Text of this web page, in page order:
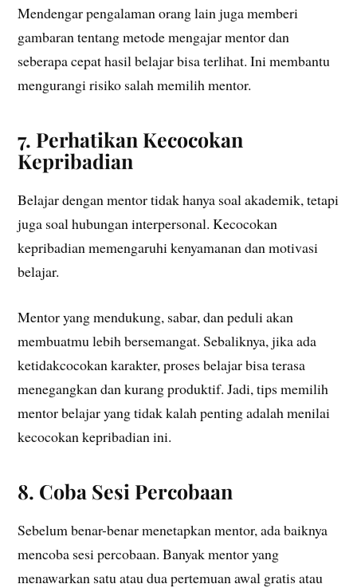
Mendengar pengalaman orang lain juga memberi
gambaran tentang metode mengajar mentor dan
seberapa cepat hasil belajar bisa terlihat. Ini membantu
mengurangi risiko salah memilih mentor.
7. Perhatikan Kecocokan
Kepribadian
Belajar dengan mentor tidak hanya soal akademik, tetapi
juga soal hubungan interpersonal. Kecocokan
kepribadian memengaruhi kenyamanan dan motivasi
belajar.
Mentor yang mendukung, sabar, dan peduli akan
membuatmu lebih bersemangat. Sebaliknya, jika ada
ketidakcocokan karakter, proses belajar bisa terasa
menegangkan dan kurang produktif. Jadi, tips memilih
mentor belajar yang tidak kalah penting adalah menilai
kecocokan kepribadian ini.
8. Coba Sesi Percobaan
Sebelum benar-benar menetapkan mentor, ada baiknya
mencoba sesi percobaan. Banyak mentor yang
menawarkan satu atau dua pertemuan awal gratis atau